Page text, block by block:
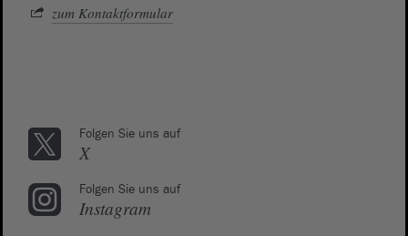
zum Kontaktformular
Folgen Sie uns auf
X
Folgen Sie uns auf
Instagram